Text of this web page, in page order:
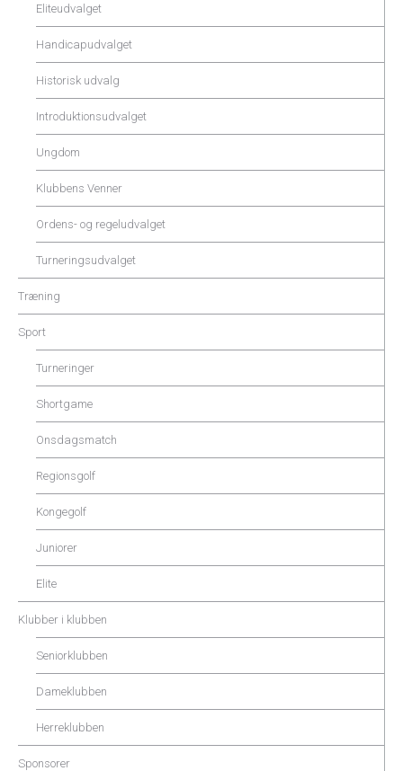
Eliteudvalget
Handicapudvalget
Historisk udvalg
Introduktionsudvalget
Ungdom
Klubbens Venner
Ordens- og regeludvalget
Turneringsudvalget
Træning
Sport
Turneringer
Shortgame
Onsdagsmatch
Regionsgolf
Kongegolf
Juniorer
Elite
Klubber i klubben
Seniorklubben
Dameklubben
Herreklubben
Sponsorer